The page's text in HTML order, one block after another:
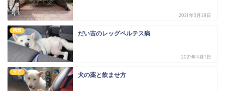
2021年3月28日
病気 だい吉のレッグペルテス病
2021年4月1日
ケア 犬の薬と飲ませ方